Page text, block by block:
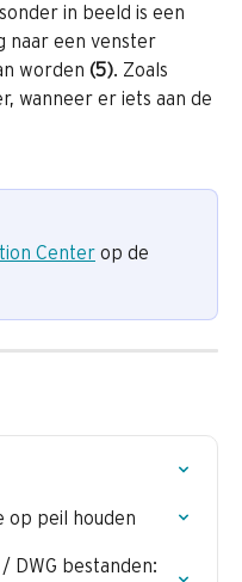
in beeld is een
naar een venster
worden (5). Zoals
wanneer er iets aan de
Center op de
op peil houden
DWG bestanden: